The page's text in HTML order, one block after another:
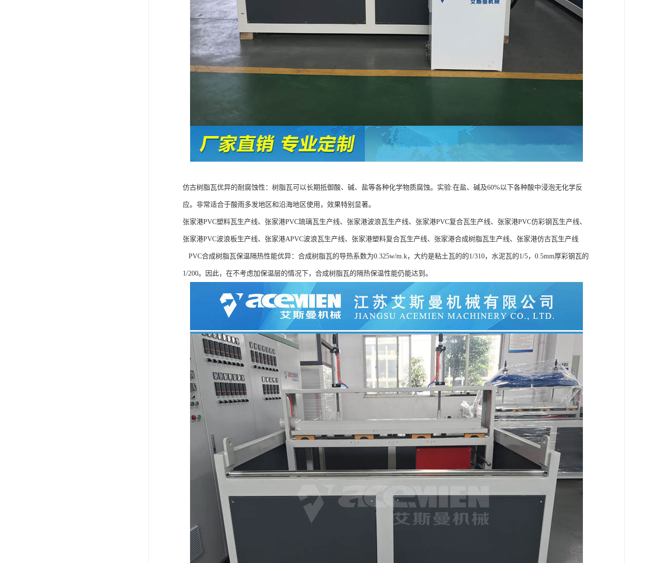
仿古树脂瓦优异的耐腐蚀性：树脂瓦可以长期抵御酸、碱、盐等各种化学物质腐蚀。实验:在盐、碱及60%以下各种酸中浸泡无化学反
应。非常适合于酸雨多发地区和沿海地区使用，效果特别显著。
张家港PVC塑料瓦生产线、张家港PVC琉璃瓦生产线、张家港波浪瓦生产线、张家港PVC复合瓦生产线、张家港PVC仿彩钢瓦生产线、
张家港PVC波浪板生产线、张家港APVC波浪瓦生产线、张家港塑料复合瓦生产线、张家港合成树脂瓦生产线、张家港仿古瓦生产线
PVC合成树脂瓦保温隔热性能优异：合成树脂瓦的导热系数为0.325w/m.k，大约是粘土瓦的的1/310，水泥瓦的1/5，0.5mm厚彩钢瓦的
1/200。因此，在不考虑加保温层的情况下，合成树脂瓦的隔热保温性能仍能达到。